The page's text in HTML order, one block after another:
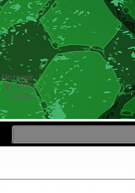
Четверг
06:29